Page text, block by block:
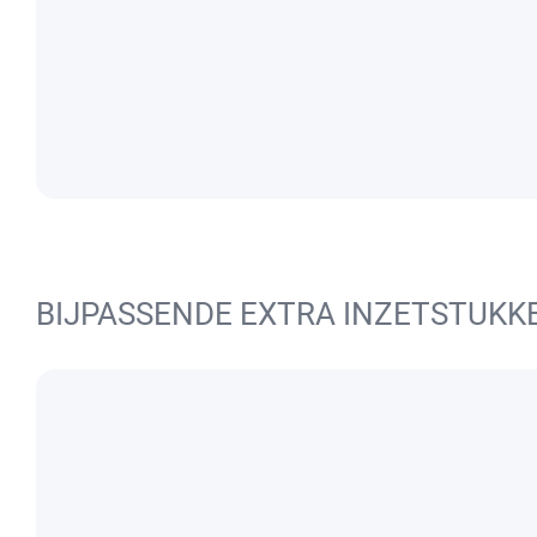
BIJPASSENDE EXTRA